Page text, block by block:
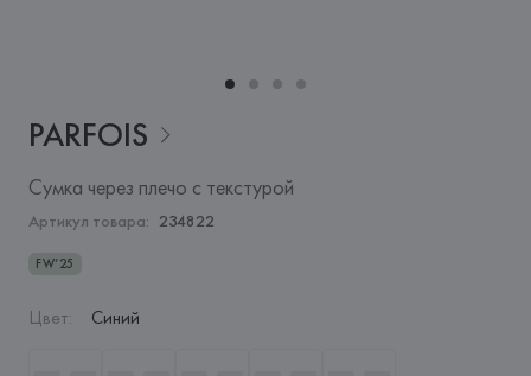
PARFOIS
Сумка через плечо с текстурой
Артикул товара: 234822
FW’25
Цвет: Синий